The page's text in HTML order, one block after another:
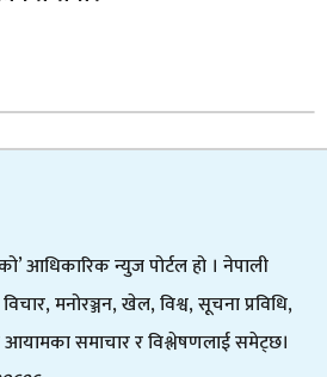
आधिकारिक न्युज पोर्टल हो । नेपाली
मनोरञ्जन, खेल, विश्व, सूचना प्रविधि,
आयामका समाचार र विश्लेषणलाई समेट्छ।